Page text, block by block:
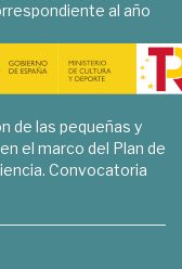
al año
de las pequeñas y
el marco del Plan de
Convocatoria